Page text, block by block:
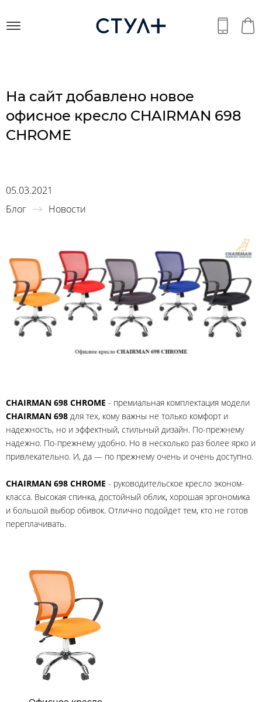
На сайт добавлено новое
офисное кресло CHAIRMAN 698
CHROME
05.03.2021
Блог
Новости
CHAIRMAN 698 CHROME - премиальная комплектация модели
CHAIRMAN 698 для тех, кому важны не только комфорт и
надежность, но и эффектный, стильный дизайн. По-прежнему
надежно. По-прежнему удобно. Но в несколько раз более ярко и
привлекательно. И, да — по прежнему очень и очень доступно.
CHAIRMAN 698 CHROME - руководительское кресло эконом-
класса. Высокая спинка, достойный облик, хорошая эргономика
и большой выбор обивок. Отлично подойдет тем, кто не готов
переплачивать.